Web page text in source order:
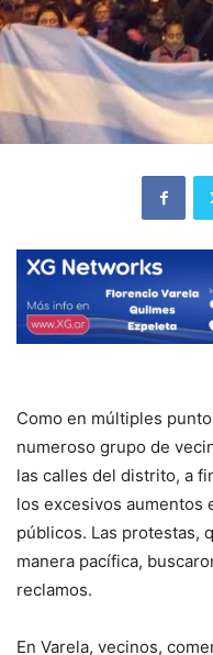
Como en múltiples
numeroso grupo de
las calles del distrito, a
los excesivos aumentos
públicos. Las protestas,
manera pacífica,
reclamos.
En Varela, vecinos,